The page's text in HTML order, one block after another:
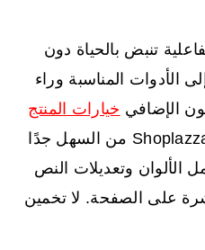
تنبض بالحياة دون
الأدوات المناسبة وراء
الإضافي خيارات المنتج
في Shoplazza من Shoplazza من السهل جدًا
الألوان وتعديلات النص
على الصفحة. لا تخمين